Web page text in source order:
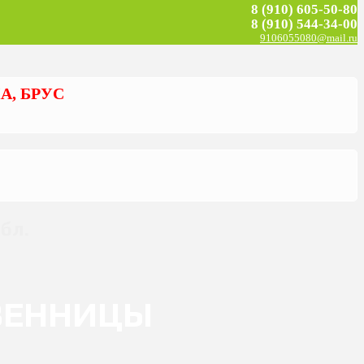
8 (910) 605-50-80
8 (910) 544-34-00
9106055080@mail.ru
БРУС